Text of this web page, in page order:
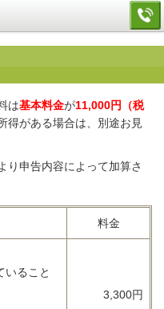
は基本料金が11,000円（税
得がある場合は、別途お見
り申告内容によって加算さ
料金
いること
3,300円